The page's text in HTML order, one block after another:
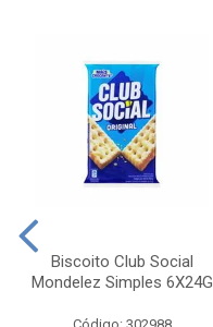
Biscoito Club Social
Mondelez Simples 6X24G